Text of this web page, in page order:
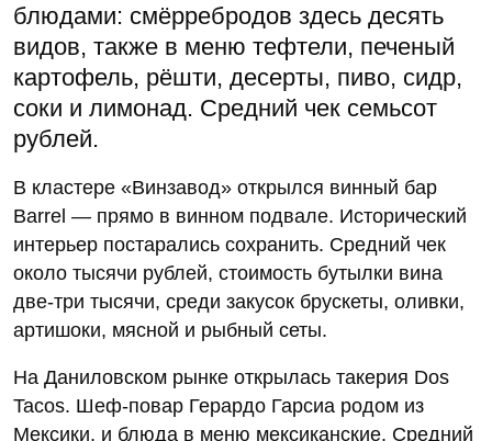
блюдами: смёрребродов здесь десять
видов, также в меню тефтели, печеный
картофель, рёшти, десерты, пиво, сидр,
соки и лимонад. Средний чек семьсот
рублей.
В кластере «Винзавод» открылся винный бар
Barrel — прямо в винном подвале. Исторический
интерьер постарались сохранить. Средний чек
около тысячи рублей, стоимость бутылки вина
две-три тысячи, среди закусок брускеты, оливки,
артишоки, мясной и рыбный сеты.
На Даниловском рынке открылась такерия Dos
Tacos. Шеф-повар Герардо Гарсиа родом из
Мексики, и блюда в меню мексиканские. Средний